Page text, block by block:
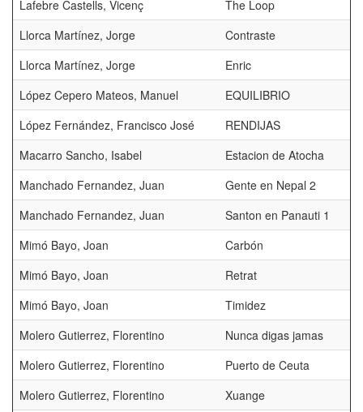
Lafebre Castells, Vicenç
The Loop
Llorca Martínez, Jorge
Contraste
Llorca Martínez, Jorge
Enric
López Cepero Mateos, Manuel
EQUILIBRIO
López Fernández, Francisco José
RENDIJAS
Macarro Sancho, Isabel
Estacion de Atocha
Manchado Fernandez, Juan
Gente en Nepal 2
Manchado Fernandez, Juan
Santon en Panauti 1
Mimó Bayo, Joan
Carbón
Mimó Bayo, Joan
Retrat
Mimó Bayo, Joan
Timidez
Molero Gutierrez, Florentino
Nunca digas jamas
Molero Gutierrez, Florentino
Puerto de Ceuta
Molero Gutierrez, Florentino
Xuange